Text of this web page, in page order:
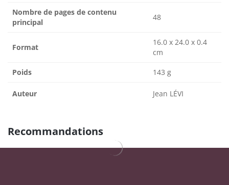
Nombre de pages de contenu
principal
48
Format
16.0 x 24.0 x 0.4
cm
Poids 143 g
Auteur Jean LÉVI
Recommandations